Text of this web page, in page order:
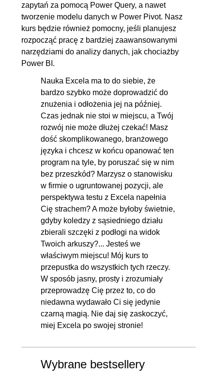
przestawna 2
zapytań za pomocą Power Query, a nawet
tworzenie modelu danych w Power Pivot. Nasz
kurs będzie również pomocny, jeśli planujesz
rozpocząć pracę z bardziej zaawansowanymi
narzędziami do analizy danych, jak chociażby
Power BI.
Nauka Excela ma to do siebie, że
bardzo szybko może doprowadzić do
znużenia i odłożenia jej na później.
Czas jednak nie stoi w miejscu, a Twój
rozwój nie może dłużej czekać! Masz
dość skomplikowanego, branżowego
języka i chcesz w końcu opanować ten
program na tyle, by poruszać się w nim
bez przeszkód? Marzysz o stanowisku
w firmie o ugruntowanej pozycji, ale
perspektywa testu z Excela napełnia
Cię strachem? A może byłoby świetnie,
gdyby koledzy z sąsiedniego działu
zbierali szczęki z podłogi na widok
Twoich arkuszy?... Jesteś we
właściwym miejscu! Mój kurs to
przepustka do wszystkich tych rzeczy.
W sposób jasny, prosty i zrozumiały
przeprowadzę Cię przez to, co do
niedawna wydawało Ci się jedynie
czarną magią. Nie daj się zaskoczyć,
miej Excela po swojej stronie!
Wybrane bestsellery